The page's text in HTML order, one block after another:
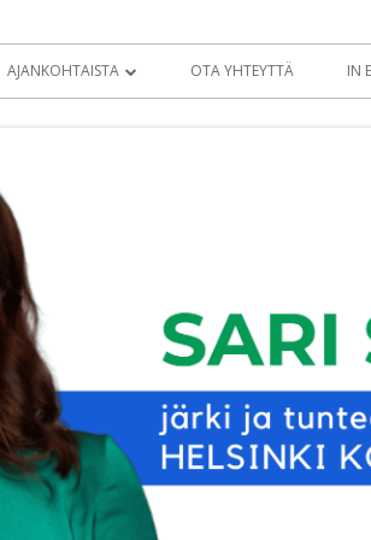
AJANKOHTAISTA
EDUSKUNTATERVEISET
EDUSKUNTA
OTA YHTEYTTÄ IN